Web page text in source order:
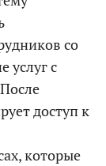
со
услуг с
доступ к
которые